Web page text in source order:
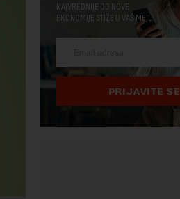
NAJVREDNIJE OD NOVE
EKONOMIJE STIŽE U VAŠ MEJL.
PRIJAVITE SE